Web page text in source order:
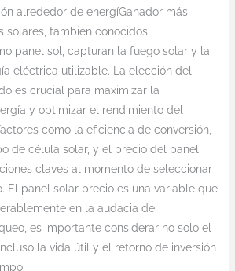
alrededor de energíGanador más
solares, también conocidos
panel sol, capturan la fuego solar y la
eléctrica utilizable. La elección del
es crucial para maximizar la
y optimizar el rendimiento del
como la eficiencia de conversión,
de célula solar, y el precio del panel
claves al momento de seleccionar
El panel solar precio es una variable que
en la audacia de
es importante considerar no solo el
la vida útil y el retorno de inversión